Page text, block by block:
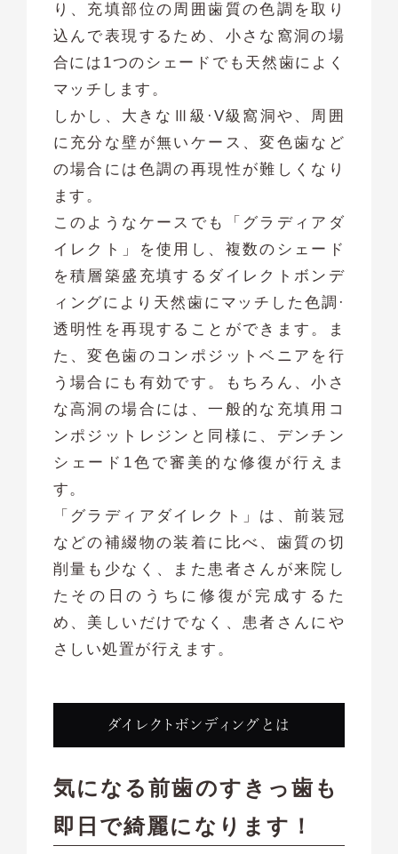
り、充填部位の周囲歯質の色調を取り
込んで表現するため、小さな窩洞の場
合には1つのシェードでも天然歯によく
マッチします。
しかし、大きなⅢ級·V級窩洞や、周囲
に充分な壁が無いケース、変色歯など
の場合には色調の再現性が難しくなり
ます。
このようなケースでも「グラディアダ
イレクト」を使用し、複数のシェード
を積層築盛充填するダイレクトボンデ
ィングにより天然歯にマッチした色調·
透明性を再現することができます。ま
た、変色歯のコンポジットベニアを行
う場合にも有効です。もちろん、小さ
な高洞の場合には、一般的な充填用コ
ンポジットレジンと同様に、デンチン
シェード1色で審美的な修復が行えま
す。
「グラディアダイレクト」は、前装冠
などの補綴物の装着に比べ、歯質の切
削量も少なく、また患者さんが来院し
たその日のうちに修復が完成するた
め、美しいだけでなく、患者さんにや
さしい処置が行えます。
ダイレクトボンディングとは
気になる前歯のすきっ歯も
即日で綺麗になります！